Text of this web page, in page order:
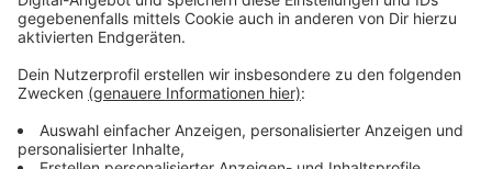
Großveranstaltungen wie Musik-Festivals oder
Stadtfeste erst ab September wieder unter
bestimmten Auflagen erlaubt.